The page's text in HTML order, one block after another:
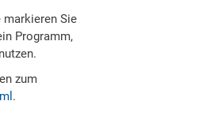
Sie
Programm,
zum
.